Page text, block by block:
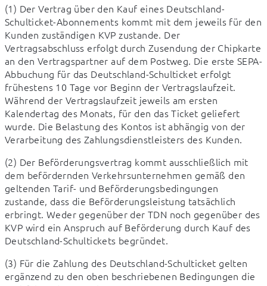
(1) Der Vertrag über den Kauf eines Deutschland-
Schulticket-Abonnements kommt mit dem jeweils für den
Kunden zuständigen KVP zustande. Der
Vertragsabschluss erfolgt durch Zusendung der Chipkarte
an den Vertragspartner auf dem Postweg. Die erste SEPA-
Abbuchung für das Deutschland-Schulticket erfolgt
frühestens 10 Tage vor Beginn der Vertragslaufzeit.
Während der Vertragslaufzeit jeweils am ersten
Kalendertag des Monats, für den das Ticket geliefert
wurde. Die Belastung des Kontos ist abhängig von der
Verarbeitung des Zahlungsdienstleisters des Kunden.
(2) Der Beförderungsvertrag kommt ausschließlich mit
dem befördernden Verkehrsunternehmen gemäß den
geltenden Tarif- und Beförderungsbedingungen
zustande, dass die Beförderungsleistung tatsächlich
erbringt. Weder gegenüber der TDN noch gegenüber des
KVP wird ein Anspruch auf Beförderung durch Kauf des
Deutschland-Schultickets begründet.
(3) Für die Zahlung des Deutschland-Schulticket gelten
ergänzend zu den oben beschriebenen Bedingungen die